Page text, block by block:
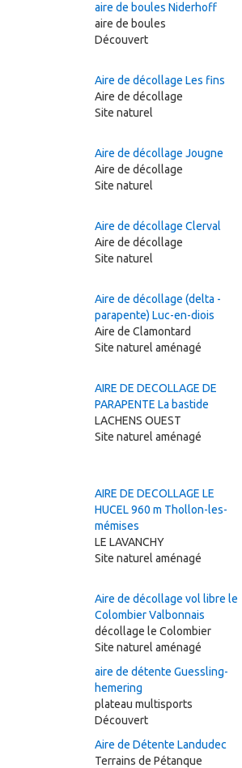
aire de boules Niderhoff
aire de boules
Découvert
Aire de décollage Les fins
Aire de décollage
Site naturel
Aire de décollage Jougne
Aire de décollage
Site naturel
Aire de décollage Clerval
Aire de décollage
Site naturel
Aire de décollage (delta -
parapente) Luc-en-diois
Aire de Clamontard
Site naturel aménagé
AIRE DE DECOLLAGE DE
PARAPENTE La bastide
LACHENS OUEST
Site naturel aménagé
AIRE DE DECOLLAGE LE
HUCEL 960 m Thollon-les-
mémises
LE LAVANCHY
Site naturel aménagé
Aire de décollage vol libre le
Colombier Valbonnais
décollage le Colombier
Site naturel aménagé
aire de détente Guessling-
hemering
plateau multisports
Découvert
Aire de Détente Landudec
Terrains de Pétanque